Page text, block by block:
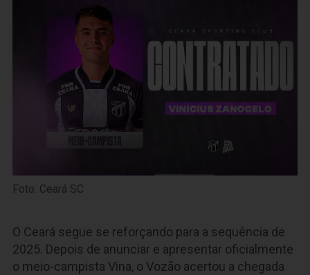
Foto: Ceará SC
O Ceará segue se reforçando para a sequência de
2025. Depois de anunciar e apresentar oficialmente
o meio-campista Vina, o Vozão acertou a chegada